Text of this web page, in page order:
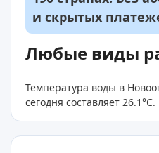
и скрытых
Любые виды
Температура воды в
сегодня составляет 26.1°C.